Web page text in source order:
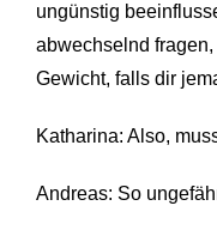
ungünstig
abwechselnd
Gewicht, falls dir
Katharina: Also,
Andreas: So